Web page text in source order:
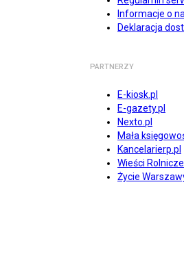
Informacje o
Deklaracja
PARTNERZY
E-kiosk.pl
E-gazety.pl
Nexto.pl
Mała
Kancelarierp.pl
Wieści Rolnicze
Życie